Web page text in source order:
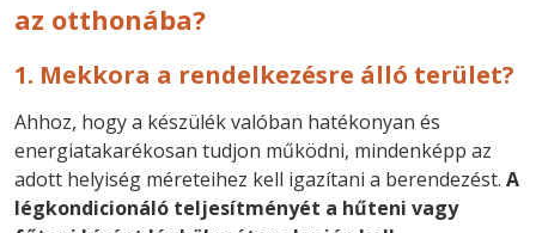
az otthonába?
1. Mekkora a rendelkezésre álló terület?
Ahhoz, hogy a készülék valóban hatékonyan és
energiatakarékosan tudjon működni, mindenképp az
adott helyiség méreteihez kell igazítani a berendezést. A
légkondicionáló teljesítményét a hűteni vagy